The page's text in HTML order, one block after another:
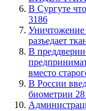
​В Сургуте
3186
разъедает
​В
вместо
В России
биометрии